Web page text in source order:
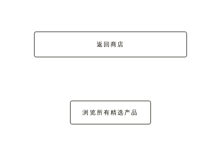
返回商店
浏览所有精选产品